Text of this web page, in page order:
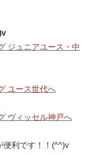
便利です！！(^^)v